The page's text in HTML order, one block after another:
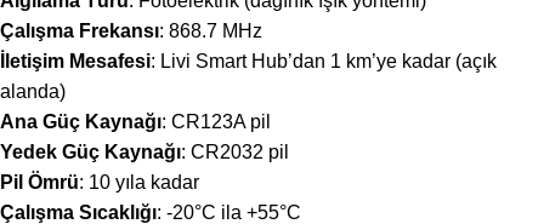
Çalışma Frekansı: 868.7 MHz
İletişim Mesafesi: Livi Smart Hub’dan 1 km’ye kadar (açık
alanda)
Ana Güç Kaynağı: CR123A pil
Yedek Güç Kaynağı: CR2032 pil
Pil Ömrü: 10 yıla kadar
Çalışma Sıcaklığı: -20°C ila +55°C